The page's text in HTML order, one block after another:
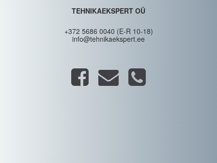
TEHNIKAEKSPERT OÜ
+372 5686 0040 (E-R 10-18)
info@tehnikaekspert.ee